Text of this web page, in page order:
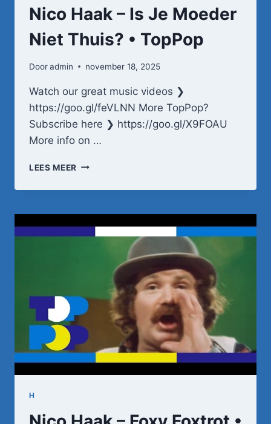
Nico Haak – Is Je Moeder
Niet Thuis? • TopPop
Dooradmin november 18, 2025
Watch our great music videos ❯
https://goo.gl/feVLNN More TopPop?
Subscribe here ❯ https://goo.gl/X9FOAU
More info on …
LEES MEER NICO
–
JE
MOEDER
H